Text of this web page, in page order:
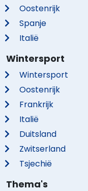
Oostenrijk
Spanje
Italië
Wintersport
Wintersport
Oostenrijk
Frankrijk
Italië
Duitsland
Zwitserland
Tsjechië
Thema's